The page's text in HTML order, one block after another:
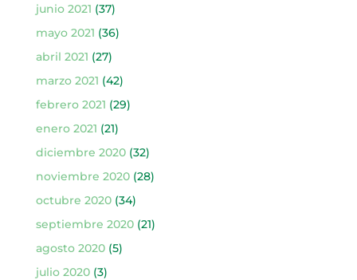
junio 2021 (37)
mayo 2021 (36)
abril 2021 (27)
marzo 2021 (42)
febrero 2021 (29)
enero 2021 (21)
diciembre 2020(32)
noviembre 2020(28)
octubre 2020(34)
septiembre 2020(21)
agosto 2020(5)
julio 2020(3)